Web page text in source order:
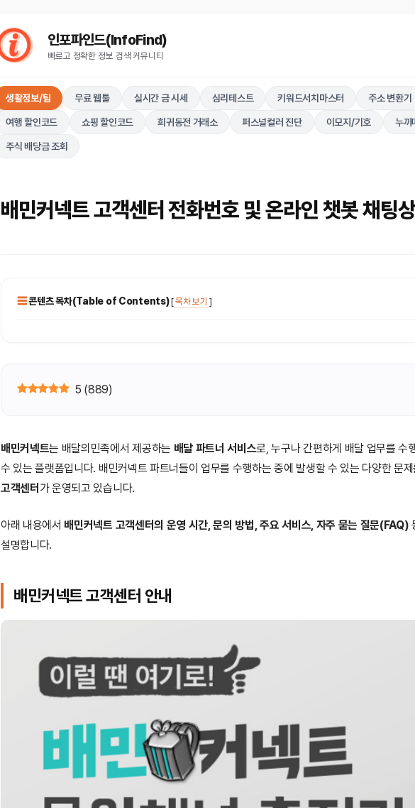
인포파인드(InfoFind)​​​​
빠르고 정확한 정보 검색 커뮤니티
생활정보/팁 무료 웹툴 실시간 금 시세 심리테스트 키워드서치마스터 주소 변환기
여행 할인코드 쇼핑 할인코드 희귀동전 거래소 퍼스널컬러 진단 이모지/기호 누끼
주식 배당금 조회
배민커넥트 고객센터 전화번호 및 온라인 챗봇 채팅
콘텐츠 목차(Table of Contents)[목차 보기 ]
5 (889)
배민커넥트는 배달의민족에서 제공하는 배달 파트너 서비스로, 누구나 간편하게 배달 업무를 수
수 있는 플랫폼입니다. 배민커넥트 파트너들이 업무를 수행하는 중에 발생할 수 있는 다양한 문
고객센터 가 운영되고 있습니다.
아래 내용에서 배민커넥트 고객센터의 운영 시간, 문의 방법, 주요 서비스, 자주 묻는 질문(FAQ)
설명합니다.
배민커넥트 고객센터 안내